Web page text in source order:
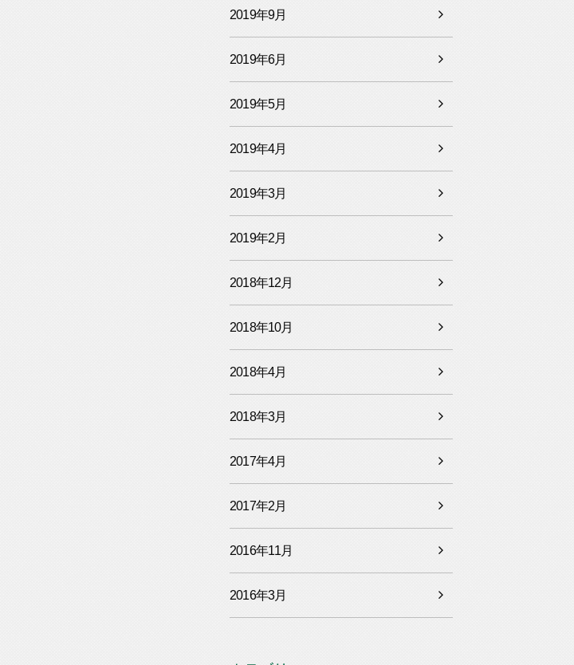
2019年9月
2019年6月
2019年5月
2019年4月
2019年3月
2019年2月
2018年12月
2018年10月
2018年4月
2018年3月
2017年4月
2017年2月
2016年11月
2016年3月